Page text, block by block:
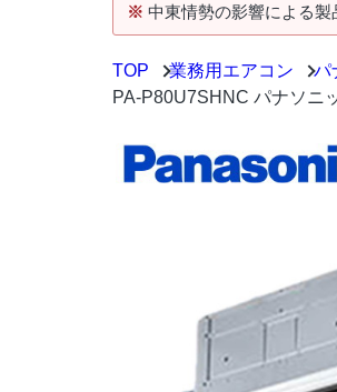
※ 中東情勢の影響による
TOP 業務用エアコン パ
PA-P80U7SHNC パナソニ